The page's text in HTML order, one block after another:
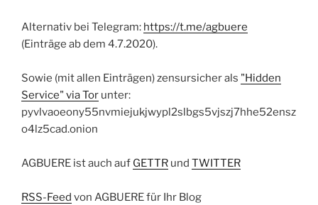
Alternativ bei Telegram: https://t.me/agbuere
(Einträge ab dem 4.7.2020).
Sowie (mit allen Einträgen) zensursicher als "Hidden
Service" via Tor unter:
pyvlvaoeony55nvmiejukjwypl2slbgs5vjszj7hhe52ensz
o4lz5cad.onion
AGBUERE ist auch auf GETTR und TWITTER
RSS-Feed von AGBUERE für Ihr Blog